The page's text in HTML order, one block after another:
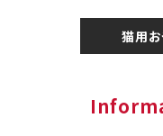
猫用